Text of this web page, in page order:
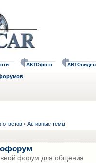
АВТОфото АВТОвидео
ответов • Активные темы
форум для общения